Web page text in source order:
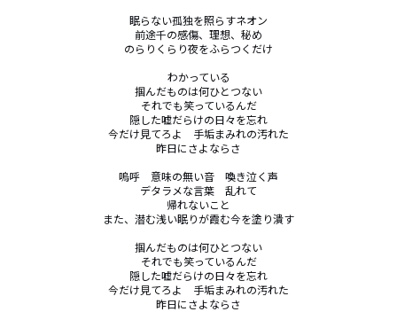
眠らない孤独を照らすネオン
前途千の感傷、理想、秘め
のらりくらり夜をふらつくだけ
わかっている
掴んだものは何ひとつない
それでも笑っているんだ
隠した嘘だらけの日々を忘れ
今だけ見てろよ　手垢まみれの汚れた
昨日にさよならさ
嗚呼　意味の無い音　喚き泣く声
デタラメな言葉　乱れて
帰れないこと
また、潜む浅い眠りが霞む今を塗り潰す
掴んだものは何ひとつない
それでも笑っているんだ
隠した嘘だらけの日々を忘れ
今だけ見てろよ　手垢まみれの汚れた
昨日にさよならさ